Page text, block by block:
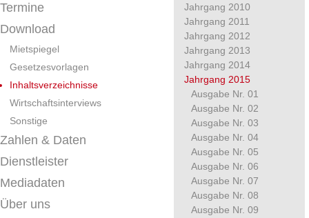
Termine
Download
Mietspiegel
Gesetzesvorlagen
Inhaltsverzeichnisse
Wirtschaftsinterviews
Sonstige
Zahlen & Daten
Dienstleister
Mediadaten
Über uns
Jahrgang 2010
Jahrgang 2011
Jahrgang 2012
Jahrgang 2013
Jahrgang 2014
Jahrgang 2015
Ausgabe Nr. 01
Ausgabe Nr. 02
Ausgabe Nr. 03
Ausgabe Nr. 04
Ausgabe Nr. 05
Ausgabe Nr. 06
Ausgabe Nr. 07
Ausgabe Nr. 08
Ausgabe Nr. 09